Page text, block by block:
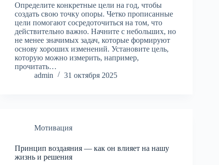
Определите конкретные цели на год, чтобы
создать свою точку опоры. Четко прописанные
цели помогают сосредоточиться на том, что
действительно важно. Начните с небольших, но
не менее значимых задач, которые формируют
основу хороших изменений. Установите цель,
которую можно измерить, например,
прочитать…
admin
31 октября 2025
Мотивация
Принцип воздаяния — как он влияет на нашу
жизнь и решения